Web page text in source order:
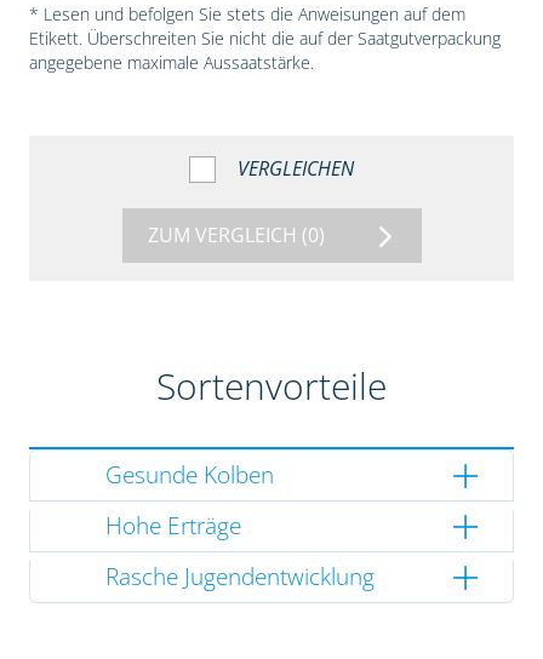
* Lesen und befolgen Sie stets die Anweisungen auf dem
Etikett. Überschreiten Sie nicht die auf der Saatgutverpackung
angegebene maximale Aussaatstärke.
VERGLEICHEN
ZUM VERGLEICH (0)
Sortenvorteile
Gesunde Kolben
Hohe Erträge
Rasche Jugendentwicklung